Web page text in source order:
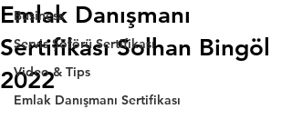
Business
Servis Şöförü Sertifikası
Video & Tips
Emlak Danışmanı Sertifikası
Emlak Danışmanı
Sertifikası Solhan Bingöl
2022